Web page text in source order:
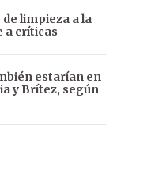
limpieza a la
a críticas
estarían en
y Brítez, según